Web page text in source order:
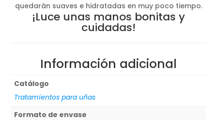
quedarán suaves e hidratadas en muy poco tiempo.
¡Luce unas manos bonitas y
cuidadas!
Información adicional
Catálogo
Tratamientos para uñas
Formato de envase